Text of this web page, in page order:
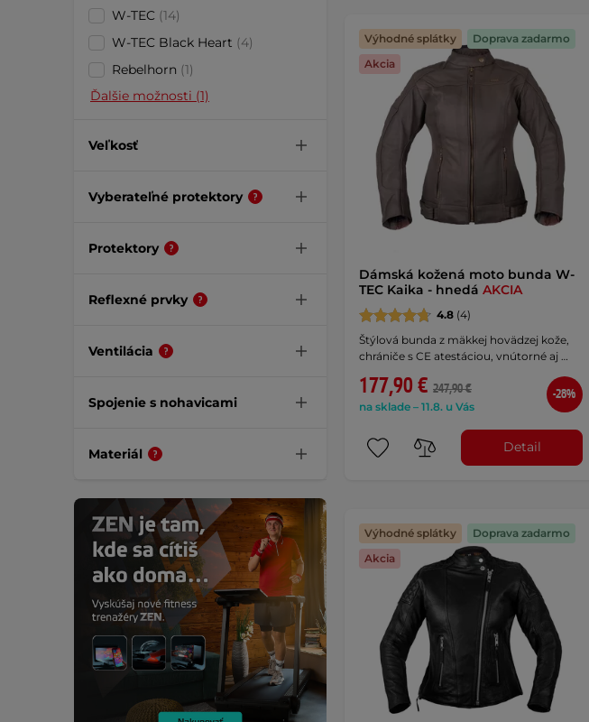
W-TEC (14)
W-TEC Black Heart (4)
Rebelhorn (1)
Ďalšie možnosti (1)
Veľkosť
Vyberateľné protektory
Protektory
Reflexné prvky
Ventilácia
Spojenie s nohavicami
Materiál
Výhodné splátky
Doprava zadarmo
Akcia
Dámská kožená moto bunda W-
TEC Kaika - hnedá AKCIA
4.8 (4)
Štýlová bunda z mäkkej hovädzej kože,
chrániče s CE atestáciou, vnútorné aj …
177,90 € 247,90 €
na sklade – 11.8. u Vás
-28%
Detail
Výhodné splátky
Doprava zadarmo
Akcia